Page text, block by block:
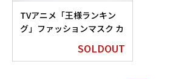
TVアニメ「王様ランキン
グ」ファッションマスク カ
SOLDOUT